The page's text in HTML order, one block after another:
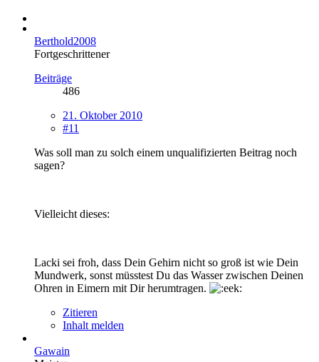
Berthold2008
Fortgeschrittener
Beiträge
486
21. Oktober 2010
#11
Was soll man zu solch einem unqualifizierten Beitrag noch
sagen?
Vielleicht dieses:
Lacki sei froh, dass Dein Gehirn nicht so groß ist wie Dein
Mundwerk, sonst müsstest Du das Wasser zwischen Deinen
Ohren in Eimern mit Dir herumtragen.
Zitieren
Inhalt melden
Gawain